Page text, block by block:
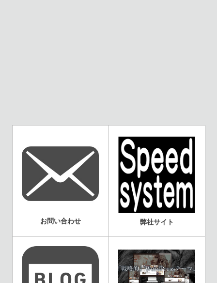
お問い合わせ 弊社サイト